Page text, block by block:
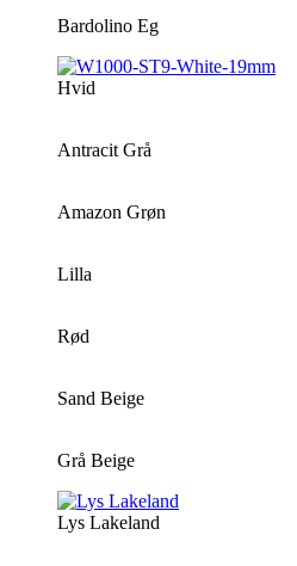
Bardolino Eg
Hvid
Antracit Grå
Amazon Grøn
Lilla
Rød
Sand Beige
Grå Beige
Lys Lakeland